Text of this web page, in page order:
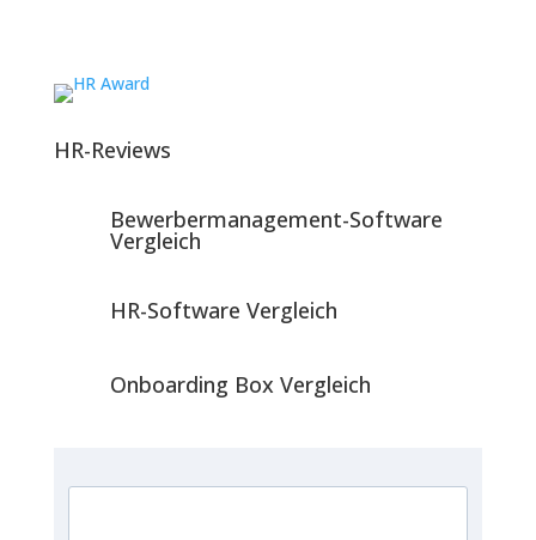
HR-Reviews
Bewerbermanagement-Software
Vergleich
HR-Software Vergleich
Onboarding Box Vergleich